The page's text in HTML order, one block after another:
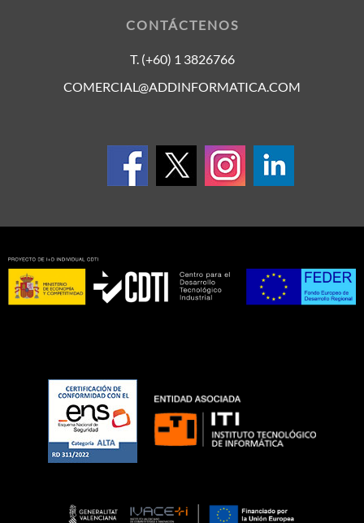
CONTÁCTENOS
T. (+60) 1 3826766
COMERCIAL@ADDINFORMATICA.COM